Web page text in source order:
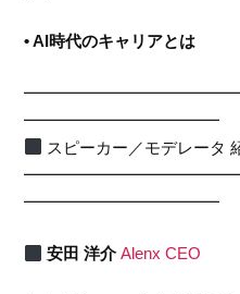
• AI時代のキャリアとは
━━━━━━━━━━━━
スピーカー／モデレータ
━━━━━━━━━━━━
安田 洋介 Alenx CEO